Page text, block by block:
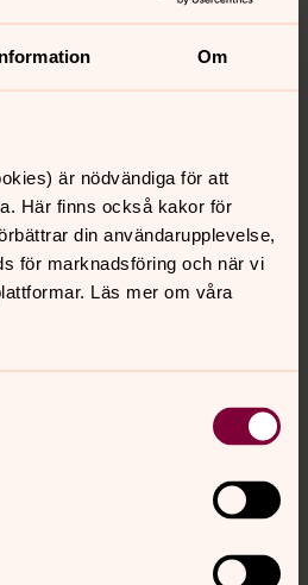
Om
är nödvändiga för att
Här finns också kakor för
din användarupplevelse,
för marknadsföring och när vi
Läs mer om våra
är nya i Sverige att lära sig
universitet och fängelser
Internationella arbete vid
bidra till kyrkans olika
medlem/arton-
2024
på sidans